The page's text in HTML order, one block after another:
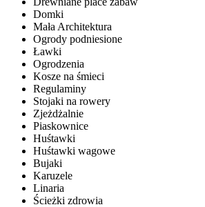
Domki
Mała Architektura
Ogrody podniesione
Ławki
Ogrodzenia
Kosze na śmieci
Regulaminy
Stojaki na rowery
Zjeżdżalnie
Piaskownice
Huśtawki
Huśtawki wagowe
Bujaki
Karuzele
Linaria
Ścieżki zdrowia